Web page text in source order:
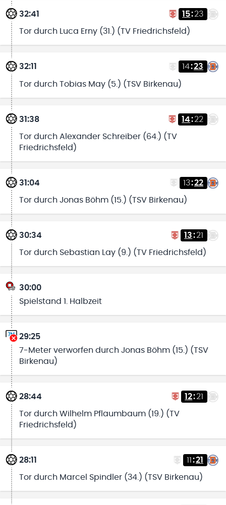
32:41 15:23
Tor durch Luca Erny (31.) (TV Friedrichsfeld)
32:11 14:23
Tor durch Tobias May (5.) (TSV Birkenau)
31:38 14:22
Tor durch Alexander Schreiber (64.) (TV
Friedrichsfeld)
31:04 13:22
Tor durch Jonas Böhm (15.) (TSV Birkenau)
30:34 13:21
Tor durch Sebastian Lay (9.) (TV Friedrichsfeld)
30:00
Spielstand 1. Halbzeit
29:25
7-Meter verworfen durch Jonas Böhm (15.) (TSV
Birkenau)
28:44 12:21
Tor durch Wilhelm Pflaumbaum (19.) (TV
Friedrichsfeld)
28:11 11 :21
Tor durch Marcel Spindler (34.) (TSV Birkenau)